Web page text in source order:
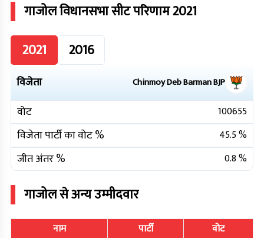
गाजोलविधानसभा सीट परिणाम2021
2021
2016
विजेता Chinmoy Deb BarmanBJP
वोट 100655
विजेता पार्टी का वोट % 45.5%
जीत अंतर % 0.8%
गाजोलसे अन्य उम्मीदवार
नाम पार्टी
वोट